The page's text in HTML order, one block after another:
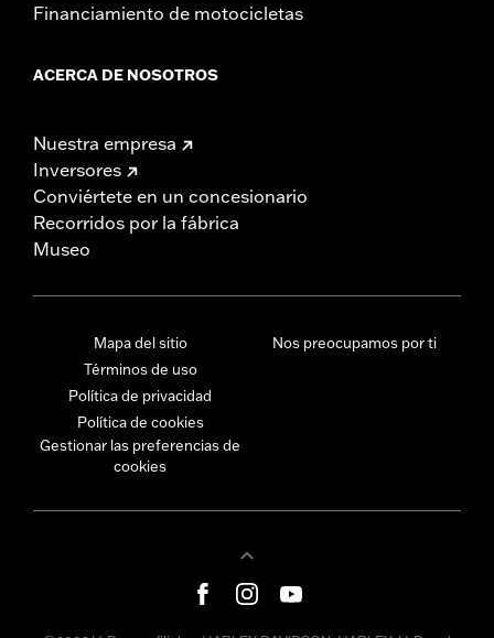
Financiamiento de motocicletas
ACERCA DE NOSOTROS
Nuestra empresa
Inversores
Conviértete en un concesionario
Recorridos por la fábrica
Museo
Mapa del sitio
Términos de uso
Política de privacidad
Política de cookies
Gestionar las preferencias de
cookies
Nos preocupamos por ti